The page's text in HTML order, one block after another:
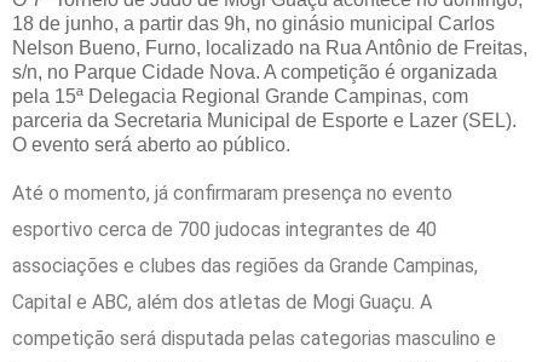
18 de junho, a partir das 9h, no ginásio municipal Carlos
Nelson Bueno, Furno, localizado na Rua Antônio de Freitas,
s/n, no Parque Cidade Nova. A competição é organizada
pela 15ª Delegacia Regional Grande Campinas, com
parceria da Secretaria Municipal de Esporte e Lazer (SEL).
O evento será aberto ao público.
Até o momento, já confirmaram presença no evento
esportivo cerca de 700 judocas integrantes de 40
associações e clubes das regiões da Grande Campinas,
Capital e ABC, além dos atletas de Mogi Guaçu. A
competição será disputada pelas categorias masculino e